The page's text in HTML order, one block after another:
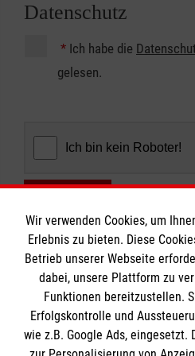
Datenschutz
* Ich habe die
gelesen.
Informationen
Wir verwenden Cookies, um
Erlebnis zu bieten. Diese
Betrieb unserer Webseite
dabei, unsere Plattform zu
Funktionen bereitzustellen.
Erfolgskontrolle und
wie z.B. Google Ads, eingesetzt.